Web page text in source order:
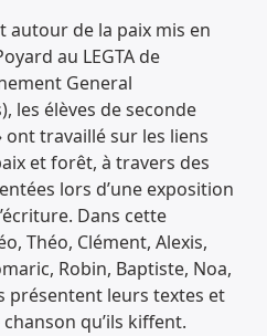
autour de la paix mis en
au LEGTA de
General
les élèves de seconde
travaillé sur les liens
et forêt, à travers des
lors d’une exposition
Dans cette
Théo, Clément, Alexis,
Robin, Baptiste, Noa,
présentent leurs textes et
qu’ils kiffent.